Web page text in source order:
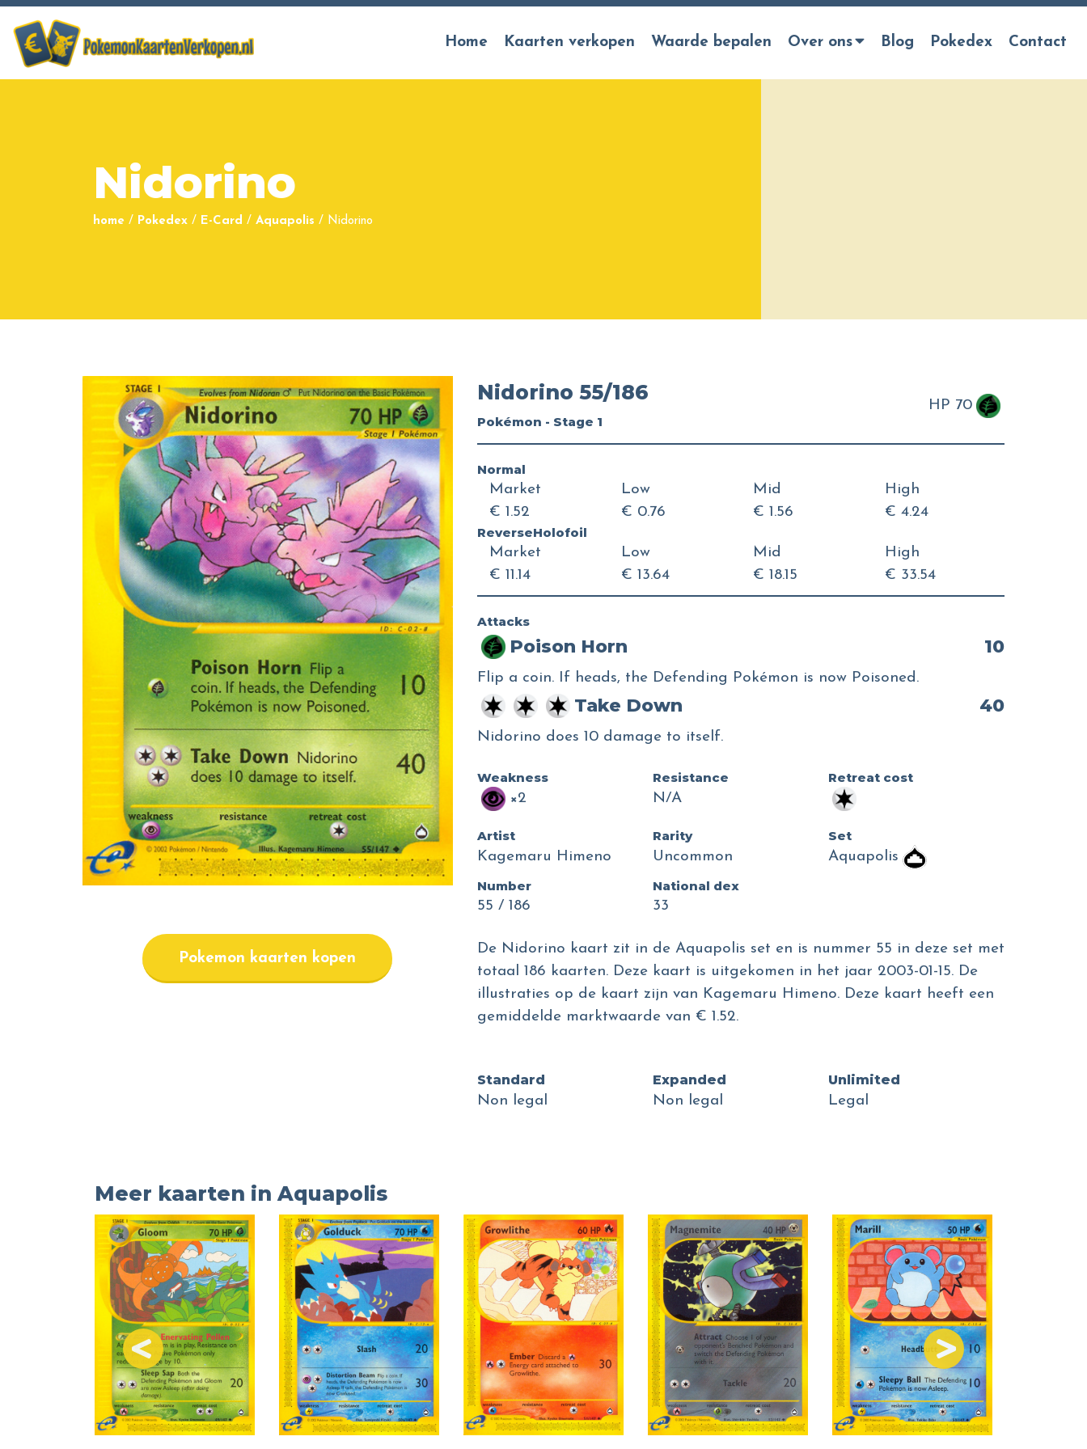
Home Kaarten verkopen Waarde bepalen Over ons Blog Pokedex Contact
Nidorino
home / Pokedex / E-Card / Aquapolis / Nidorino
Pokemon kaarten kopen
Nidorino 55/186
Pokémon - Stage 1
HP 70
Normal
Market
€ 1.52
Low
€ 0.76
Mid
€ 1.56
High
€ 4.24
ReverseHolofoil
Market
€ 11.14
Low
€ 13.64
Mid
€ 18.15
High
€ 33.54
Attacks
Poison Horn 10
Flip a coin. If heads, the Defending Pokémon is now Poisoned.
Take Down 40
Nidorino does 10 damage to itself.
Weakness
×2
Resistance
N/A
Retreat cost
Artist
Kagemaru Himeno
Rarity
Uncommon
Set
Aquapolis
Number
55 / 186
National dex
33
De Nidorino kaart zit in de Aquapolis set en is nummer 55 in deze set met
totaal 186 kaarten. Deze kaart is uitgekomen in het jaar 2003-01-15. De
illustraties op de kaart zijn van Kagemaru Himeno. Deze kaart heeft een
gemiddelde marktwaarde van € 1.52.
Standard
Non legal
Expanded
Non legal
Unlimited
Legal
Meer kaarten in Aquapolis